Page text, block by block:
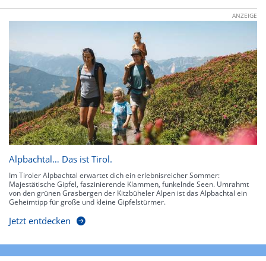
ANZEIGE
Alpbachtal… Das ist Tirol.
Im Tiroler Alpbachtal erwartet dich ein erlebnisreicher Sommer:
Majestätische Gipfel, faszinierende Klammen, funkelnde Seen. Umrahmt
von den grünen Grasbergen der Kitzbüheler Alpen ist das Alpbachtal ein
Geheimtipp für große und kleine Gipfelstürmer.
Jetzt entdecken